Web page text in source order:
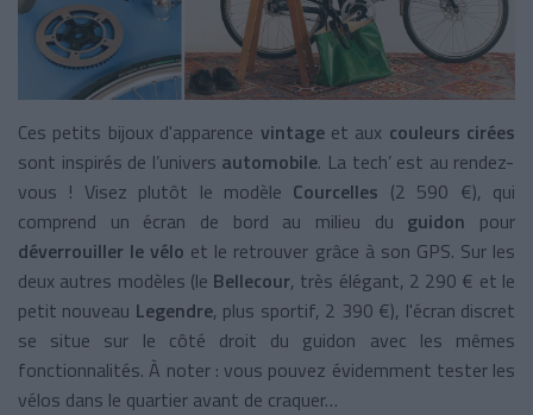
Ces petits bijoux d'apparence vintageet aux couleurs cirées
sont inspirés de l’univers automobile. La tech’ est au rendez-
vous ! Visez plutôt le modèle Courcelles (2 590 €), qui
comprend un écran de bord au milieu du guidon pour
déverrouiller le vélo et le retrouver grâce à son GPS. Sur les
deux autres modèles (le Bellecour, très élégant, 2 290 € et le
petit nouveau Legendre, plus sportif, 2 390 €), l'écran discret
se situe sur le côté droit du guidon avec les mêmes
fonctionnalités. À noter : vous pouvez évidemment tester les
vélos dans le quartier avant de craquer…